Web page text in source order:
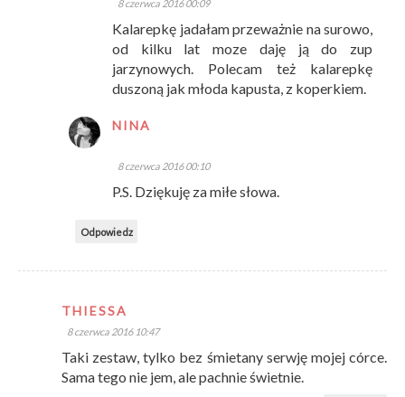
8 czerwca 2016 00:09
Kalarepkę jadałam przeważnie na surowo,
od kilku lat moze daję ją do zup
jarzynowych. Polecam też kalarepkę
duszoną jak młoda kapusta, z koperkiem.
NINA
8 czerwca 2016 00:10
P.S. Dziękuję za miłe słowa.
Odpowiedz
THIESSA
8 czerwca 2016 10:47
Taki zestaw, tylko bez śmietany serwję mojej córce.
Sama tego nie jem, ale pachnie świetnie.